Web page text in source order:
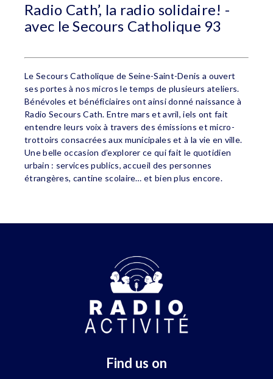
Radio Cath’, la radio solidaire! -
avec le Secours Catholique 93
Le Secours Catholique de Seine-Saint-Denis a ouvert
ses portes à nos micros le temps de plusieurs ateliers.
Bénévoles et bénéficiaires ont ainsi donné naissance à
Radio Secours Cath. Entre mars et avril, iels ont fait
entendre leurs voix à travers des émissions et micro-
trottoirs consacrées aux municipales et à la vie en ville.
Une belle occasion d’explorer ce qui fait le quotidien
urbain : services publics, accueil des personnes
étrangères, cantine scolaire… et bien plus encore.
Find us on